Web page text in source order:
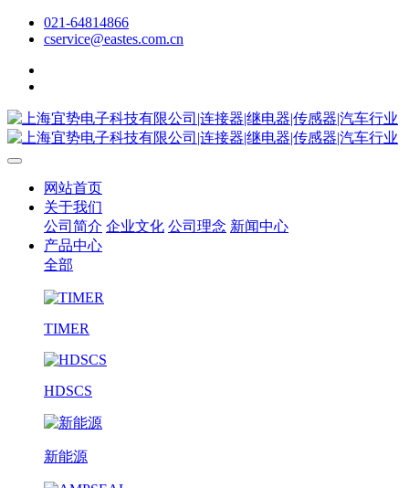
021-64814866
cservice@eastes.com.cn
网站首页
关于我们
公司简介 企业文化 公司理念 新闻中心
产品中心
全部
TIMER
HDSCS
新能源